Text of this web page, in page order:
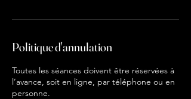
Politique d'annulation
Toutes les séances doivent être réservées à
l’avance, soit en ligne, par téléphone ou en
personne.